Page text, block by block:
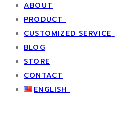
ABOUT
PRODUCT
GIFTS
PACKAGING
ACCESSORIES &
ARTIFICIAL FLOWER
MULBERRY PAPER
CUSTOMIZED SERVICE
SPECIAL DESIGN
CORPORATE
BLOG
STORE
CONTACT
ENGLISH